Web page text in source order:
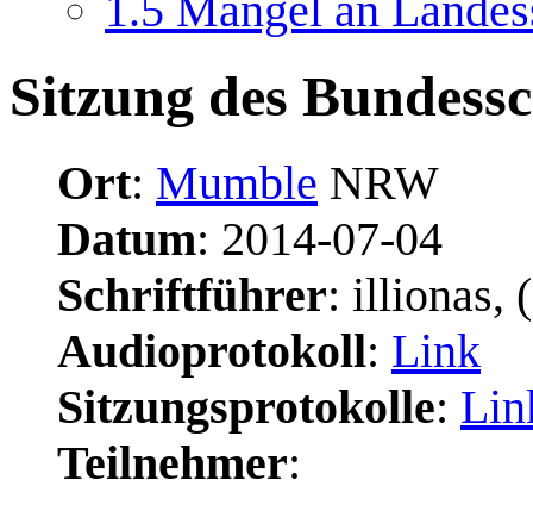
Sitzung des
Ort: Mumble NRW
Datum: 2014-07-04
Schriftführer: illionas,
Audioprotokoll: Link
Sitzungsprotokolle:
Teilnehmer: